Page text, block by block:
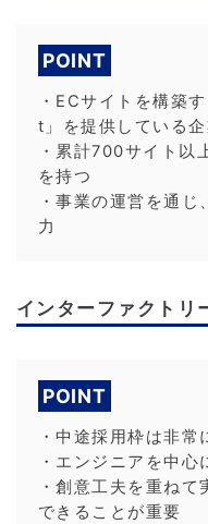
POINT
・ECサイトを構築
t」を提供している企
・累計700サイト以
を持つ
・事業の運営を通
力
インターファクトリ
POINT
・中途採用枠は非常
・エンジニアを中心
・創意工夫を重ね
できることが重要